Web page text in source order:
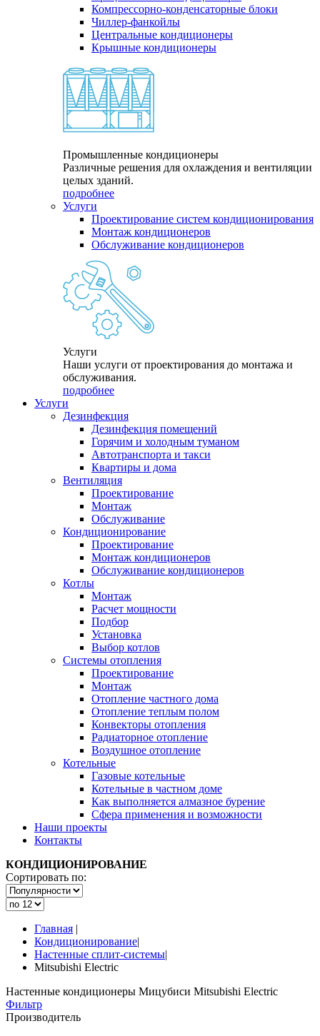
Компрессорно-конденсаторные блоки
Чиллер-фанкойлы
Центральные кондиционеры
Крышные кондиционеры
Промышленные кондиционеры
Различные решения для охлаждения и вентиляции
целых зданий.
подробнее
Услуги
Проектирование систем кондиционирования
Монтаж кондиционеров
Обслуживание кондиционеров
Услуги
Наши услуги от проектирования до монтажа и
обслуживания.
подробнее
Услуги
Дезинфекция
Дезинфекция помещений
Горячим и холодным туманом
Автотранспорта и такси
Квартиры и дома
Вентиляция
Проектирование
Монтаж
Обслуживание
Кондиционирование
Проектирование
Монтаж кондиционеров
Обслуживание кондиционеров
Котлы
Монтаж
Расчет мощности
Подбор
Установка
Выбор котлов
Системы отопления
Проектирование
Монтаж
Отопление частного дома
Отопление теплым полом
Конвекторы отопления
Радиаторное отопление
Воздушное отопление
Котельные
Газовые котельные
Котельные в частном доме
Как выполняется алмазное бурение
Сфера применения и возможности
Наши проекты
Контакты
КОНДИЦИОНИРОВАНИЕ
Сортировать по:
Главная |
Кондиционирование|
Настенные сплит-системы|
Mitsubishi Electric
Настенные кондиционеры Мицубиси Mitsubishi Electric
Фильтр
Производитель